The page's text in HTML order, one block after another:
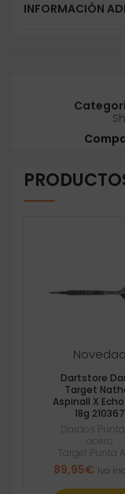
INFORMACIÓN
Novedad
Dartstore
Target
Aspinall X
18g 210367
Dardos
acero
Target Punta
89,95€ Iva